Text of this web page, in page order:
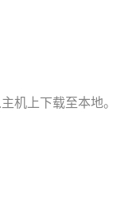
机上下载至本地。